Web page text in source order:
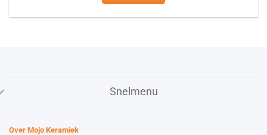
Snelmenu
Over Mojo Keramiek